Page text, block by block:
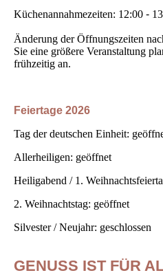
Küchenannahmezeiten: 12:00 -
Änderung der Öffnungszeiten
Sie eine größere Veranstaltung
frühzeitig an.
Feiertage 2026
Tag der deutschen Einheit:
Allerheiligen: geöffnet
Heiligabend / 1.
2. Weihnachtstag: geöffnet
Silvester / Neujahr: geschlossen
GENUSS IST FÜR